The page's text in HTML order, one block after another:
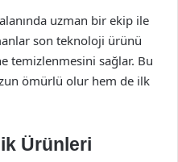
uzman bir ekip ile
son teknoloji ürünü
temizlenmesini sağlar. Bu
ömürlü olur hem de ilk
Ürünleri